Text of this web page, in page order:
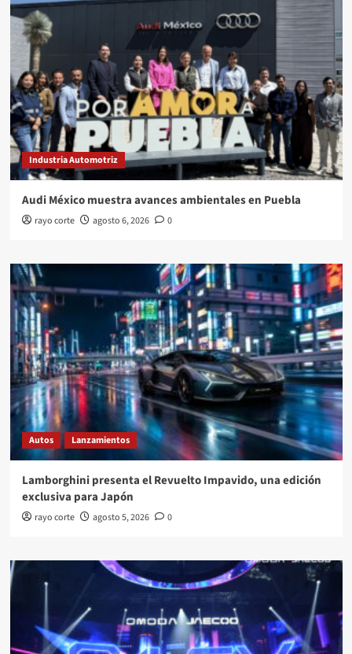
Industria Automotriz
Audi México muestra avances ambientales en Puebla
rayo corte agosto 6, 2026 0
Autos Lanzamientos
Lamborghini presenta el Revuelto Impavido, una edición
exclusiva para Japón
rayo corte agosto 5, 2026 0